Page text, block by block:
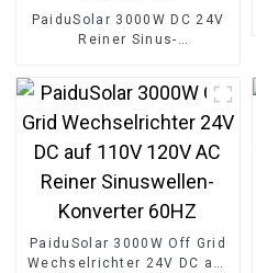
PaiduSolar 3000W DC 24V
Reiner Sinus-
Ladegerät
PaiduSolar 3000W Off Grid
Wechselrichter 24V DC auf